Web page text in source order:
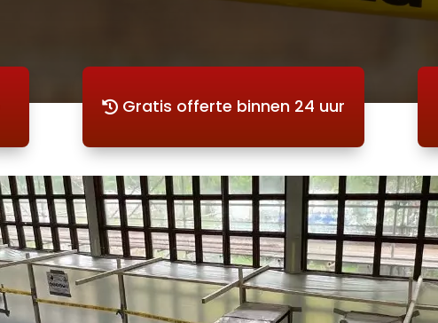
Gratis offerte binnen 24 uur